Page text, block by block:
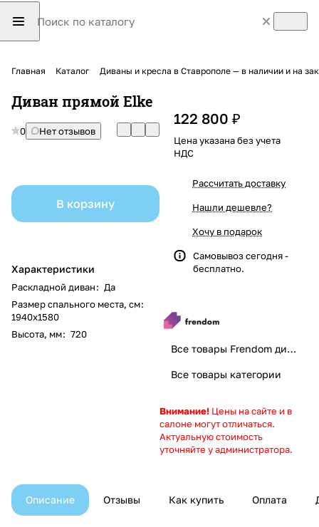
Главная Каталог Диваны и кресла в Ставрополе — в наличии и на
Диван прямой Elke
0 Нет отзывов
В корзину
Характеристики
Раскладной диван: Да
Размер спального места, см:
1940x1580
Высота, мм: 720
122 800 ₽
Цена указана без учета
НДС
Рассчитать доставку
Нашли дешевле?
Хочу в подарок
Самовывоз сегодня -
бесплатно.
Все товары Frendom диваны. Добро пожаловать домой
Все товары категории
Внимание! Цены на сайте и в
салоне могут отличаться.
Актуальную стоимость
уточняйте у администратора.
Описание Отзывы Как купить Оплата